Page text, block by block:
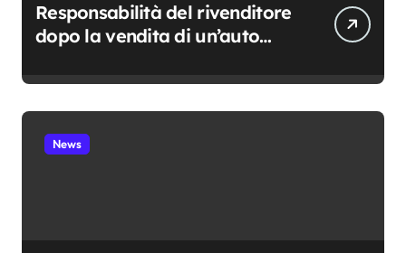
Responsabilità del rivenditore
dopo la vendita di un’auto
suo carico
News